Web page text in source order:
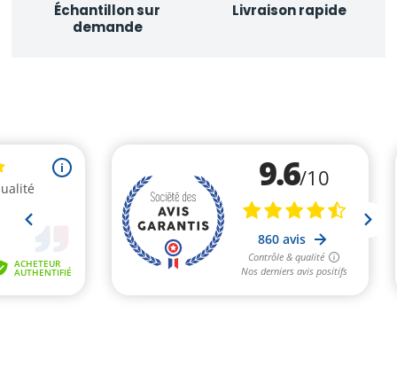
Échantillon sur
demande
Livraison rapide